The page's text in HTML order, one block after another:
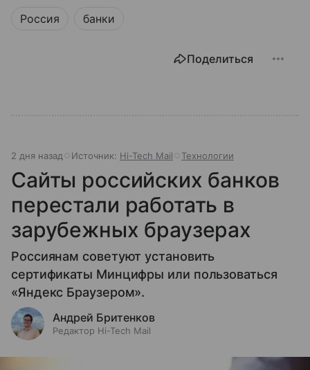
Россия банки
Поделиться
2 дня назад Источник: Hi-Tech Mail Технологии
Сайты российских банков
перестали работать в
зарубежных браузерах
Россиянам советуют установить
сертификаты Минцифры или пользоваться
«Яндекс Браузером».
Андрей Бритенков
Редактор Hi-Tech Mail